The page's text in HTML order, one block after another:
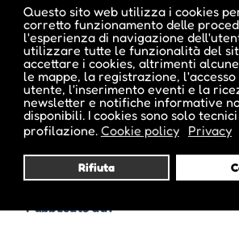
Questo sito web utilizza i cookies
corretto funzionamento delle
l'esperienza di navigazione
utilizzare tutte le funzionalità del
accettare i cookies, altrimenti
le mappe, la registrazione,
utente, l'inserimento eventi e la
newsletter e notifiche informative
disponibili. I cookies sono solo
profilazione. Cookie policy Privacy
Rifiuta
Date e orari evento :
Pubblicato da :